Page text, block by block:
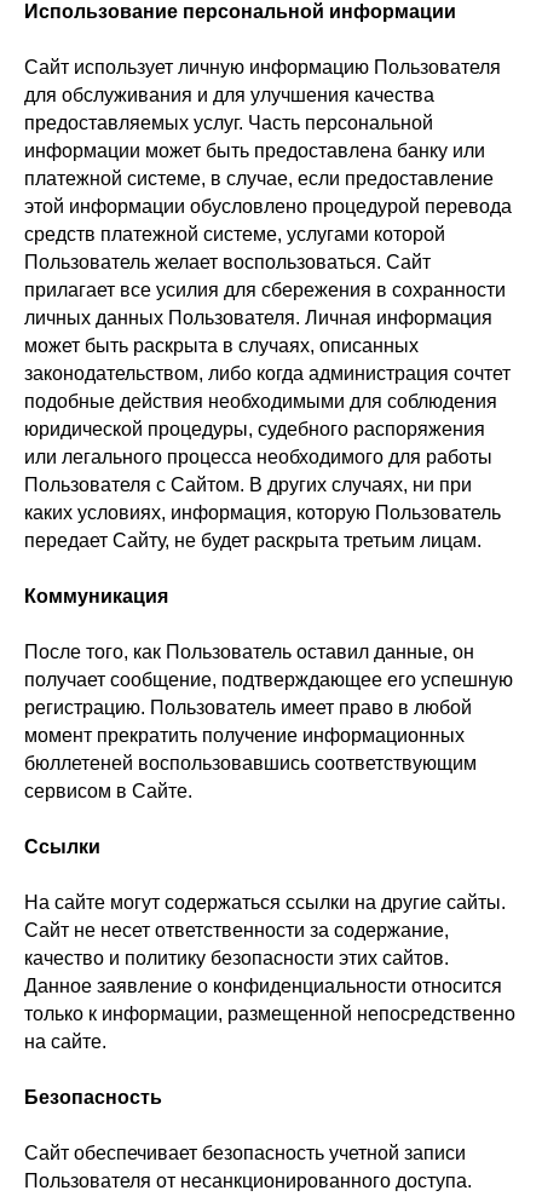
Использование персональной информации
Сайт использует личную информацию Пользователя
для обслуживания и для улучшения качества
предоставляемых услуг. Часть персональной
информации может быть предоставлена банку или
платежной системе, в случае, если предоставление
этой информации обусловлено процедурой перевода
средств платежной системе, услугами которой
Пользователь желает воспользоваться. Сайт
прилагает все усилия для сбережения в сохранности
личных данных Пользователя. Личная информация
может быть раскрыта в случаях, описанных
законодательством, либо когда администрация сочтет
подобные действия необходимыми для соблюдения
юридической процедуры, судебного распоряжения
или легального процесса необходимого для работы
Пользователя с Сайтом. В других случаях, ни при
каких условиях, информация, которую Пользователь
передает Сайту, не будет раскрыта третьим лицам.
Коммуникация
После того, как Пользователь оставил данные, он
получает сообщение, подтверждающее его успешную
регистрацию. Пользователь имеет право в любой
момент прекратить получение информационных
бюллетеней воспользовавшись соответствующим
сервисом в Сайте.
Ссылки
На сайте могут содержаться ссылки на другие сайты.
Сайт не несет ответственности за содержание,
качество и политику безопасности этих сайтов.
Данное заявление о конфиденциальности относится
только к информации, размещенной непосредственно
на сайте.
Безопасность
Сайт обеспечивает безопасность учетной записи
Пользователя от несанкционированного доступа.